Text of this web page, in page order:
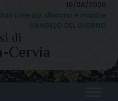
10/08/2026
San Lorenzo, diacono e martire
VANGELO DEL GIORNO